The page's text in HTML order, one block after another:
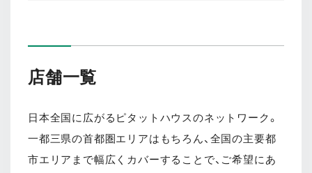
店舗一覧
日本全国に広がるピタットハウスのネットワーク。
一都三県の首都圏エリアはもちろん、全国の主要都
市エリアまで幅広くカバーすることで、ご希望にあ